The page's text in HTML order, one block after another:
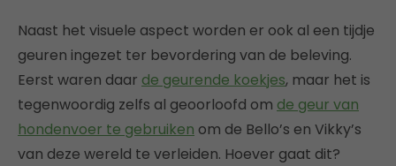
Naast het visuele aspect worden er ook al een tijdje
geuren ingezet ter bevordering van de beleving.
Eerst waren daar de geurende koekjes, maar het is
tegenwoordig zelfs al geoorloofd om de geur van
hondenvoer te gebruiken om de Bello’s en Vikky’s
van deze wereld te verleiden. Hoever gaat dit?